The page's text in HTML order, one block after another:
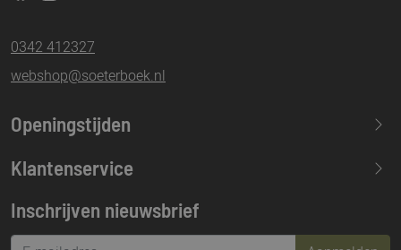
0342 412327
webshop@soeterboek.nl
Openingstijden
Maandag
13.30-17.30
Woensdag
Klantenservice
Inschrijven nieuwsbrief